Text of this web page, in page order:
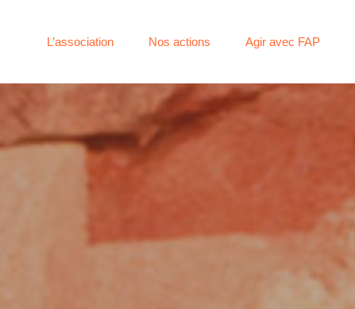
L’association Nos actions Agir avec FAP